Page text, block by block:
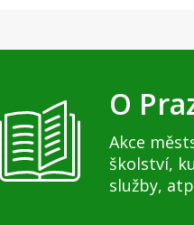
O
Akce
školství,
služby,